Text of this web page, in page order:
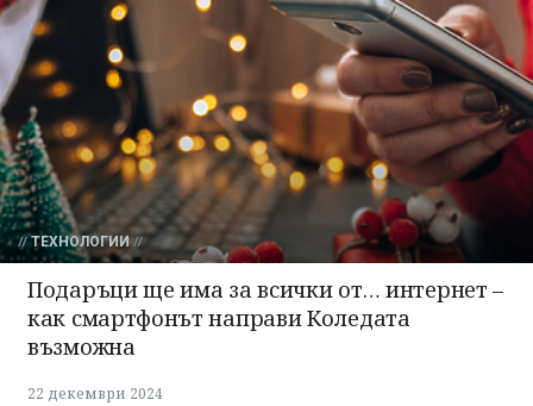
ТЕХНОЛОГИИ
Подаръци ще има за всички от… интернет –
как смартфонът направи Коледата
възможна
22 декември 2024